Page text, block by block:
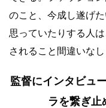
のこと、今成し遂げ
思っていたりする人
されること間違いなし
監督にインタビュ
ラを繋ぎ止